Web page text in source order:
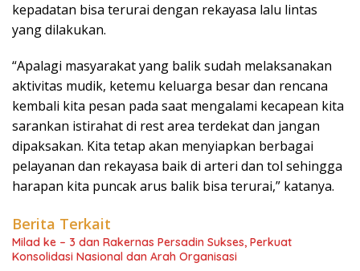
kepadatan bisa terurai dengan rekayasa lalu lintas
yang dilakukan.
“Apalagi masyarakat yang balik sudah melaksanakan
aktivitas mudik, ketemu keluarga besar dan rencana
kembali kita pesan pada saat mengalami kecapean kita
sarankan istirahat di rest area terdekat dan jangan
dipaksakan. Kita tetap akan menyiapkan berbagai
pelayanan dan rekayasa baik di arteri dan tol sehingga
harapan kita puncak arus balik bisa terurai,” katanya.
Berita Terkait
Milad ke – 3 dan Rakernas Persadin Sukses, Perkuat
Konsolidasi Nasional dan Arah Organisasi